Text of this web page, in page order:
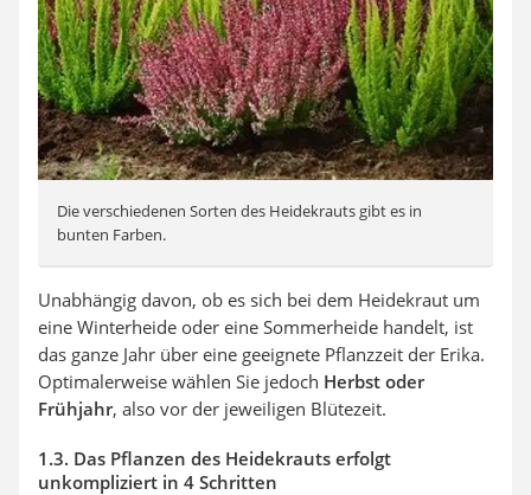
Die verschiedenen Sorten des Heidekrauts gibt es in
bunten Farben.
Unabhängig davon, ob es sich bei dem Heidekraut um
eine Winterheide oder eine Sommerheide handelt, ist
das ganze Jahr über eine geeignete Pflanzzeit der Erika.
Optimalerweise wählen Sie jedoch Herbst oder
Frühjahr, also vor der jeweiligen Blütezeit.
1.3. Das Pflanzen des Heidekrauts erfolgt
unkompliziert in 4 Schritten